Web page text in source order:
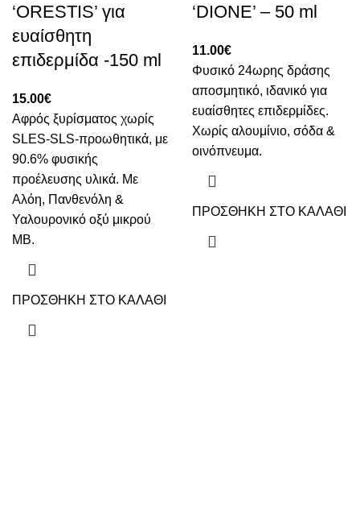
‘ORESTIS’ για
ευαίσθητη
επιδερμίδα -150 ml
15.00€
Αφρός ξυρίσματος χωρίς
SLES-SLS-προωθητικά, με
90.6% φυσικής
προέλευσης υλικά. Με
Αλόη, Πανθενόλη &
Υαλουρονικό οξύ μικρού
ΜΒ.
ΠΡΟΣΘΗΚΗ ΣΤΟ ΚΑΛΑΘΙ
‘DIONE’ – 50 ml
11.00€
Φυσικό 24ωρης δράσης
αποσμητικό, ιδανικό για
ευαίσθητες επιδερμίδες.
Χωρίς αλουμίνιο, σόδα &
οινόπνευμα.
ΠΡΟΣΘΗΚΗ ΣΤΟ ΚΑΛΑΘΙ